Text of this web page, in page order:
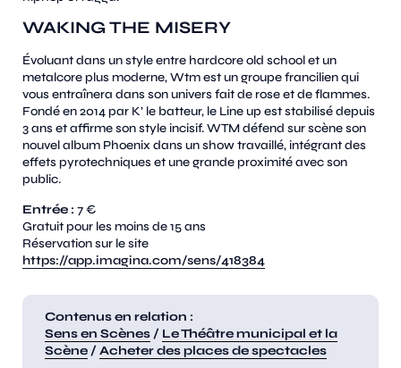
WAKING THE MISERY
Évoluant dans un style entre hardcore old school et un
metalcore plus moderne, Wtm est un groupe francilien qui
vous entraînera dans son univers fait de rose et de flammes.
Fondé en 2014 par K’ le batteur, le Line up est stabilisé depuis
3 ans et affirme son style incisif. WTM défend sur scène son
nouvel album Phoenix dans un show travaillé, intégrant des
effets pyrotechniques et une grande proximité avec son
public.
Entrée : 7 €
Gratuit pour les moins de 15 ans
Réservation sur le site
https://app.imagina.com/sens/418384
Contenus en relation :
Sens en Scènes / Le Théâtre municipal et la
Scène / Acheter des places de spectacles